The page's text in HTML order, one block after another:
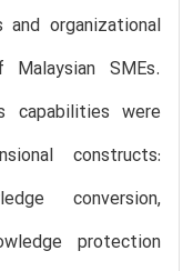
and organizational
SMEs.
capabilities were
constructs:
conversion,
protection